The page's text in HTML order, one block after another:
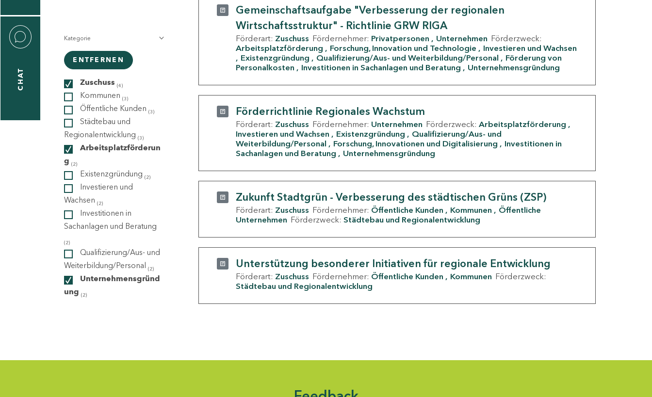
CHAT
Kategorie
ENTFERNEN
Zuschuss (4)
Kommunen (3)
Öffentliche Kunden (3)
Städtebau und
Regionalentwicklung (3)
Arbeitsplatzförderun
g (2)
Existenzgründung (2)
Investieren und
Wachsen (2)
Investitionen in
Sachanlagen und Beratung
(2)
Qualifizierung/Aus- und
Weiterbildung/Personal (2)
Unternehmensgründ
ung (2)
Gemeinschaftsaufgabe "Verbesserung der regionalen
Wirtschaftsstruktur" - Richtlinie GRW RIGA
Förderart: Zuschuss Fördernehmer: Privatpersonen Unternehmen Förderzweck:
Arbeitsplatzförderung
Forschung, Innovation und Technologie
Investieren und Wachsen
Existenzgründung
Qualifizierung/Aus- und Weiterbildung/Personal
Förderung von
Personalkosten
Investitionen in Sachanlagen und Beratung Unternehmensgründung
Förderrichtlinie Regionales Wachstum
Förderart: Zuschuss Fördernehmer: Unternehmen Förderzweck: Arbeitsplatzförderung
Investieren und Wachsen
Existenzgründung
Qualifizierung/Aus- und
Weiterbildung/Personal
Forschung, Innovationen und Digitalisierung
Investitionen in
Sachanlagen und Beratung
Unternehmensgründung
Zukunft Stadtgrün - Verbesserung des städtischen Grüns (ZSP)
Förderart: Zuschuss Fördernehmer: Öffentliche Kunden Kommunen
Öffentliche
Unternehmen Förderzweck: Städtebau und Regionalentwicklung
Unterstützung besonderer Initiativen für regionale Entwicklung
Förderart: Zuschuss Fördernehmer: Öffentliche Kunden Kommunen Förderzweck:
Städtebau und Regionalentwicklung